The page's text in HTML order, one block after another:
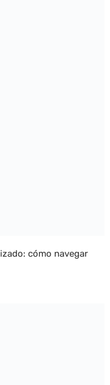
cómo navegar